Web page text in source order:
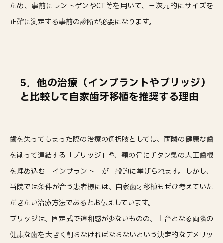
ため、事前にレントゲンやCT等を用いて、三次元的にサイズを
正確に測定する事前の診断が必要になります。
5．他の治療（インプラントやブリッジ）
と比較して自家歯牙移植を推奨する理由
歯を失ってしまった際の治療の選択肢としては、両隣の健康な歯
を削って連結する「ブリッジ」や、顎の骨にチタン製の人工歯根
を埋め込む「インプラント」が一般的に挙げられます。しかし、
当院では条件が合う患者様には、自家歯牙移植もぜひ考えていた
だきたい治療方法であるとお伝えしています。
ブリッジは、固定式で違和感が少ないものの、土台となる両隣の
健康な歯を大きく削らなければならないという決定的なデメリッ